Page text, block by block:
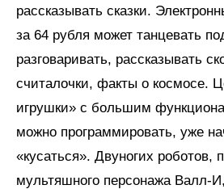
рассказывать сказки.
за 64 рубля может танцевать
разговаривать, рассказывать
считалочки, факты о космосе.
игрушки» с большим
можно программировать, уже
«кусаться». Двуногих роботов,
мультяшного персонажа Валл-